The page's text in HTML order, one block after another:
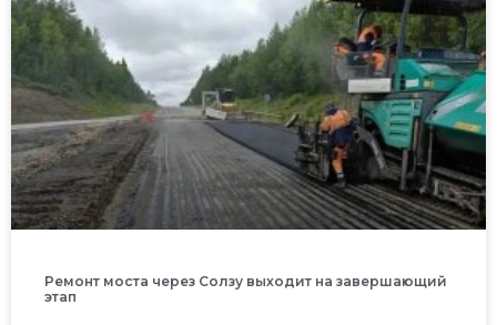
Ремонт моста через Солзу выходит на завершающий
этап